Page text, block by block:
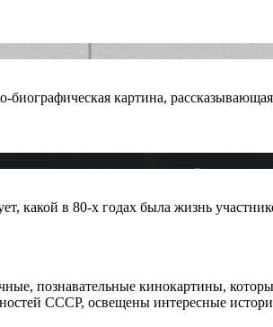
картина,
какой в 80-х годах была жизнь
познавательные кинокартины,
СССР, освещены интересные